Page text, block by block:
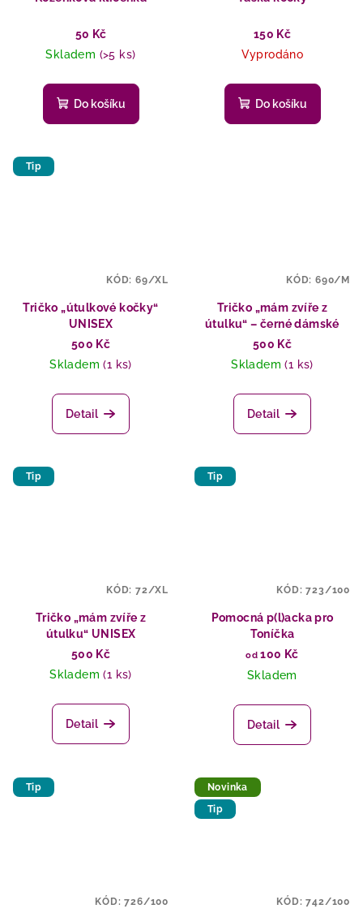
50 Kč
Skladem (>5 ks)
Do košíku
150 Kč
Vyprodáno
Do košíku
Tip
Tričko „útulkové kočky“
UNISEX
500 Kč
Skladem(1 ks)
Detail
KÓD: 69/XL
Tričko „mám zvíře z
útulku“ – černé dámské
500 Kč
Skladem(1 ks)
Detail
KÓD: 690/M
Tip
Tričko „mám zvíře z
útulku“ UNISEX
500 Kč
Skladem(1 ks)
Detail
KÓD: 72/XL
Tip
Pomocná p(l)acka pro
Toníčka
od 100 Kč
Skladem
Detail
KÓD:723/100
Tip
KÓD:726/100
Novinka
Tip
KÓD:742/100